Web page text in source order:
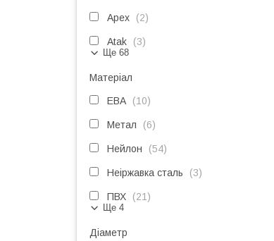
Apex 2
Atak 3
Ще 68
Матеріал
ЕВА 10
Метал 6
Нейлон 54
Неіржавка сталь 3
ПВХ 21
Ще 4
Діаметр